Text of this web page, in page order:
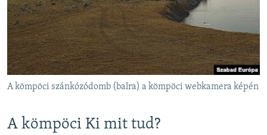
A kömpöci szánkózódomb (balra) a kömpöci webkamera képén
A kömpöci Ki mit tud?